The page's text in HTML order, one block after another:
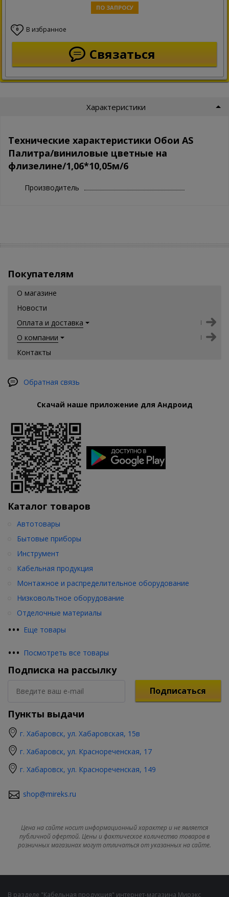
ПО ЗАПРОСУ
0 В избранное
Связаться
Характеристики
Технические характеристики Обои AS
Палитра/виниловые цветные на
флизелине/1,06*10,05м/6
Производитель
Покупателям
О магазине
Новости
Оплата и доставка
О компании
Контакты
Обратная связь
Скачай наше приложение для Андроид
Каталог товаров
••• Еще товары
Автотовары
Бытовые приборы
Инструмент
Кабельная продукция
Монтажное и распределительное оборудование
Низковольтное оборудование
Отделочные материалы
••• Посмотреть все товары
Подписка на рассылку
Подписаться
Пункты выдачи
г. Хабаровск, ул. Хабаровская, 15в
г. Хабаровск, ул. Краснореченская, 17
г. Хабаровск, ул. Краснореченская, 149
shop@mireks.ru
Цена на сайте носит информационный характер и не является
публичной офертой. Цены и фактическое количество товаров в
розничных магазинах могут отличаться от указанных на сайте.
В разделе "Кабельная продукция" интернет-магазина Мирэкс